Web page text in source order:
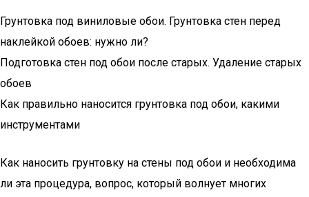
Грунтовка под виниловые обои. Грунтовка стен перед
наклейкой обоев: нужно ли?
Подготовка стен под обои после старых. Удаление старых
обоев
Как правильно наносится грунтовка под обои, какими
инструментами
Как наносить грунтовку на стены под обои и необходима
ли эта процедура, вопрос, который волнует многих